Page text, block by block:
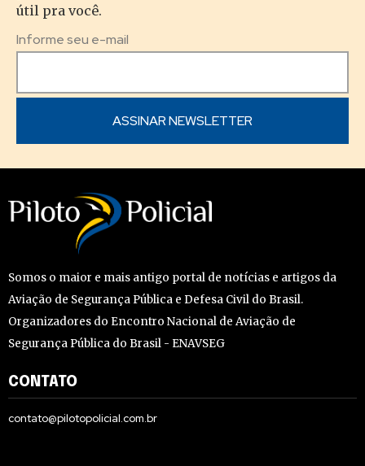
útil pra você.
Informe seu e-mail
Somos o maior e mais antigo portal de notícias e artigos da
Aviação de Segurança Pública e Defesa Civil do Brasil.
Organizadores do Encontro Nacional de Aviação de
Segurança Pública do Brasil - ENAVSEG
CONTATO
contato@pilotopolicial.com.br